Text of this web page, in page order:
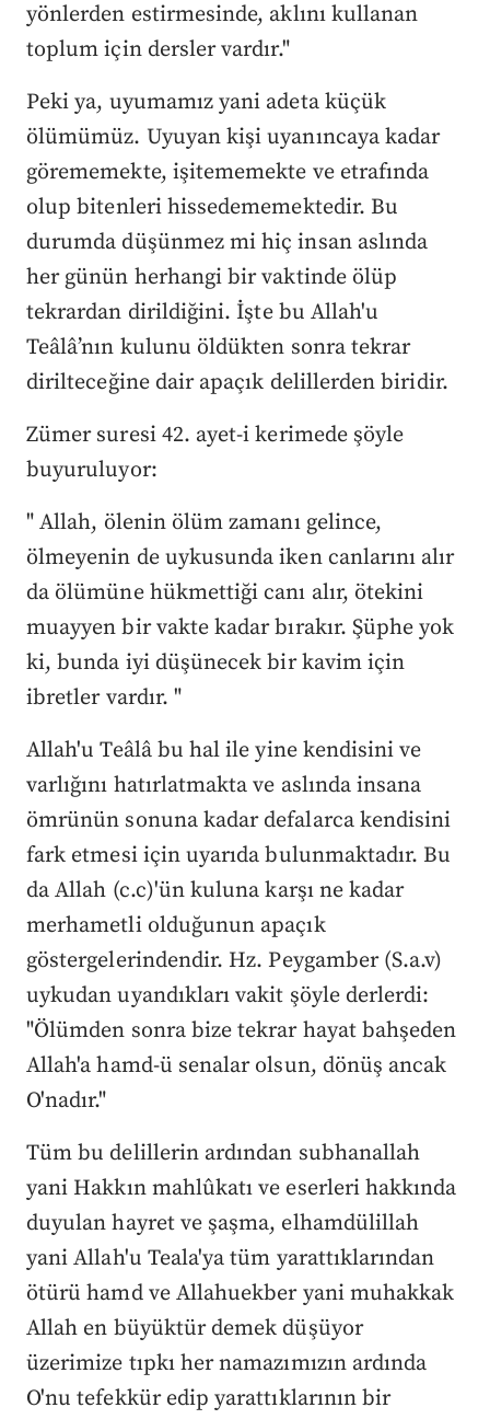
yönlerden estirmesinde, aklını kullanan
toplum için dersler vardır."
Peki ya, uyumamız yani adeta küçük
ölümümüz. Uyuyan kişi uyanıncaya kadar
görememekte, işitememekte ve etrafında
olup bitenleri hissedememektedir. Bu
durumda düşünmez mi hiç insan aslında
her günün herhangi bir vaktinde ölüp
tekrardan dirildiğini. İşte bu Allah'u
Teâlâ’nın kulunu öldükten sonra tekrar
dirilteceğine dair apaçık delillerden biridir.
Zümer suresi 42. ayet-i kerimede şöyle
buyuruluyor:
" Allah, ölenin ölüm zamanı gelince,
ölmeyenin de uykusunda iken canlarını alır
da ölümüne hükmettiği canı alır, ötekini
muayyen bir vakte kadar bırakır. Şüphe yok
ki, bunda iyi düşünecek bir kavim için
ibretler vardır. "
Allah'u Teâlâ bu hal ile yine kendisini ve
varlığını hatırlatmakta ve aslında insana
ömrünün sonuna kadar defalarca kendisini
fark etmesi için uyarıda bulunmaktadır. Bu
da Allah (c.c)'ün kuluna karşı ne kadar
merhametli olduğunun apaçık
göstergelerindendir. Hz. Peygamber (S.a.v)
uykudan uyandıkları vakit şöyle derlerdi:
"Ölümden sonra bize tekrar hayat bahşeden
Allah'a hamd-ü senalar olsun, dönüş ancak
O'nadır."
Tüm bu delillerin ardından subhanallah
yani Hakkın mahlûkatı ve eserleri hakkında
duyulan hayret ve şaşma, elhamdülillah
yani Allah'u Teala'ya tüm yarattıklarından
ötürü hamd ve Allahuekber yani muhakkak
Allah en büyüktür demek düşüyor
üzerimize tıpkı her namazımızın ardında
O'nu tefekkür edip yarattıklarının bir